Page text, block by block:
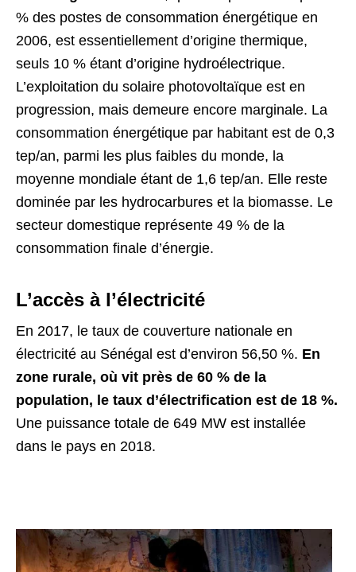
% des postes de consommation énergétique en
2006, est essentiellement d’origine thermique,
seuls 10 % étant d’origine hydroélectrique.
L’exploitation du solaire photovoltaïque est en
progression, mais demeure encore marginale. La
consommation énergétique par habitant est de 0,3
tep/an, parmi les plus faibles du monde, la
moyenne mondiale étant de 1,6 tep/an. Elle reste
dominée par les hydrocarbures et la biomasse. Le
secteur domestique représente 49 % de la
consommation finale d’énergie.
L’accès à l’électricité
En 2017, le taux de couverture nationale en
électricité au Sénégal est d’environ 56,50 %. En
zone rurale, où vit près de 60 % de la
population, le taux d’électrification est de 18 %.
Une puissance totale de 649 MW est installée
dans le pays en 2018.